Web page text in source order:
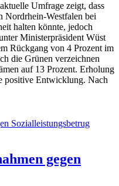
Umfrage zeigt, dass
Nordrhein-Westfalen bei
halten könnte, jedoch
Ministerpräsident Wüst
Rückgang von 4 Prozent im
die Grünen verzeichnen
auf 13 Prozent. Erholung
positive Entwicklung. Nach
gegen